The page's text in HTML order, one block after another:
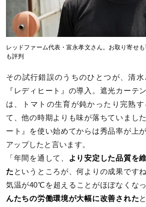
レッドファーム代表・富永孝文さん。お取り寄せ
も評判
その試行錯誤のうちのひとつが、清
『レディヒート』の導入。遮光カーテ
は、トマトの生育が鈍かったり完熟
て、他の時期よりも味が落ちていまし
ート』を使い始めてからは秀品率が上
アップしたと言います。
「年間を通して、
より安定した品質を
た というところが、何よりの成果です
気温が40℃を超えることがほぼなくなっ
んたちの労働環境が大幅に改善された